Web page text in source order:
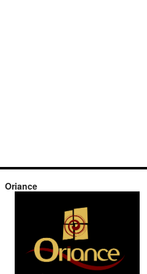
Oriance